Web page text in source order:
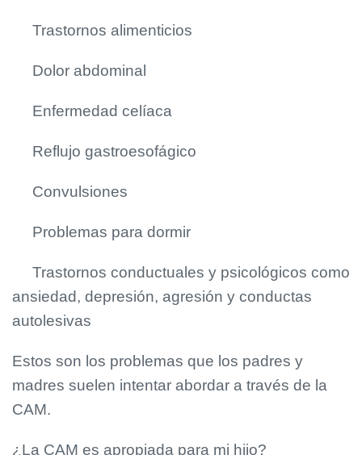
Trastornos alimenticios
Dolor abdominal
Enfermedad celíaca
Reflujo gastroesofágico
Convulsiones
Problemas para dormir
Trastornos conductuales y psicológicos como
ansiedad, depresión, agresión y conductas
autolesivas
Estos son los problemas que los padres y
madres suelen intentar abordar a través de la
CAM.
¿La CAM es apropiada para mi hijo?